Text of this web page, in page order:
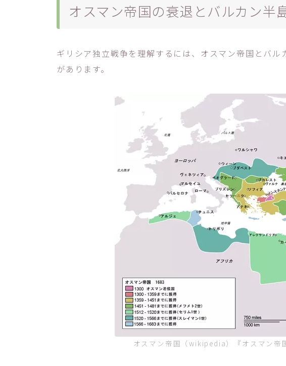
オスマン帝国の衰退とバルカン半
ギリシア独立戦争を理解するには、オスマン帝国とバ
があります。
オスマン帝国（wikipedia）『オスマン帝